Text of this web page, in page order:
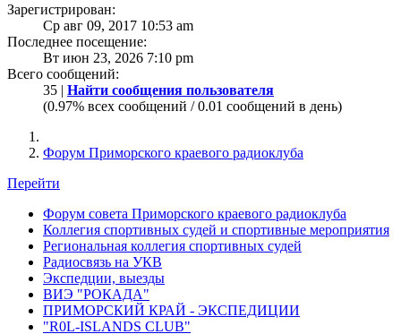
Зарегистрирован:
Ср авг 09, 2017 10:53 am
Последнее посещение:
Вт июн 23, 2026 7:10 pm
Всего сообщений:
35 | Найти сообщения пользователя
(0.97% всех сообщений / 0.01 сообщений в день)
Форум Приморского краевого радиоклуба
Перейти
Форум совета Приморского краевого радиоклуба
Коллегия спортивных судей и спортивные мероприятия
Региональная коллегия спортивных судей
Радиосвязь на УКВ
Экспедции, выезды
ВИЭ "РОКАДА"
ПРИМОРСКИЙ КРАЙ - ЭКСПЕДИЦИИ
"R0L-ISLANDS CLUB"